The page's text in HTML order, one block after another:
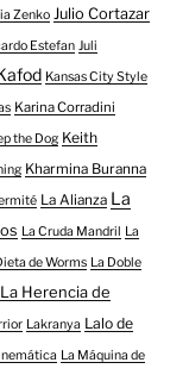
Zenko Julio Cortazar
Estefan Juli
Kansas City Style
Karina Corradini
the Dog Keith
Kharmina Buranna
La Alianza La
La Cruda Mandril La
de Worms La Doble
La Herencia de
Lakranya Lalo de
La Máquina de